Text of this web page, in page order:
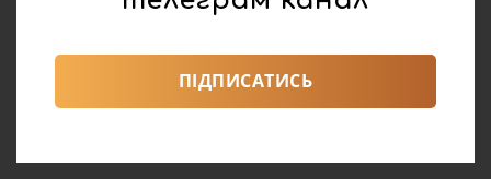
ПІДПИСАТИСЬ